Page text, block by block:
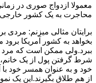
معمولا ازدواج صوری در
محاجرت به یک کشور خارجی
برایتان مثالی میزنم: مردی
بخواهد به کشور آمریکا برود
ببرد.ولی ممکن است که
شرط گرفتن پول از یک
خود و به عنوان همسر خود با
از هم طلاق بگیرند.این یک